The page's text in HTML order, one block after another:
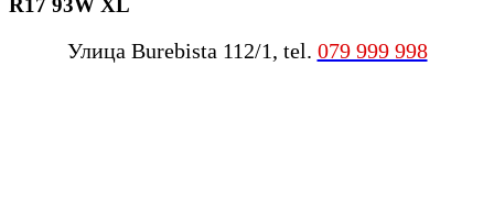
R17 93W XL
Улица Burebista 112/1, tel. 079 999 998